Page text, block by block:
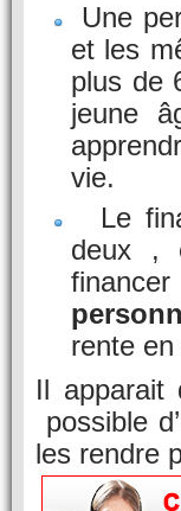
Une
et les
plus de
jeune
vie.
Le
deux ,
rente en
Il apparait
possible
les rendre